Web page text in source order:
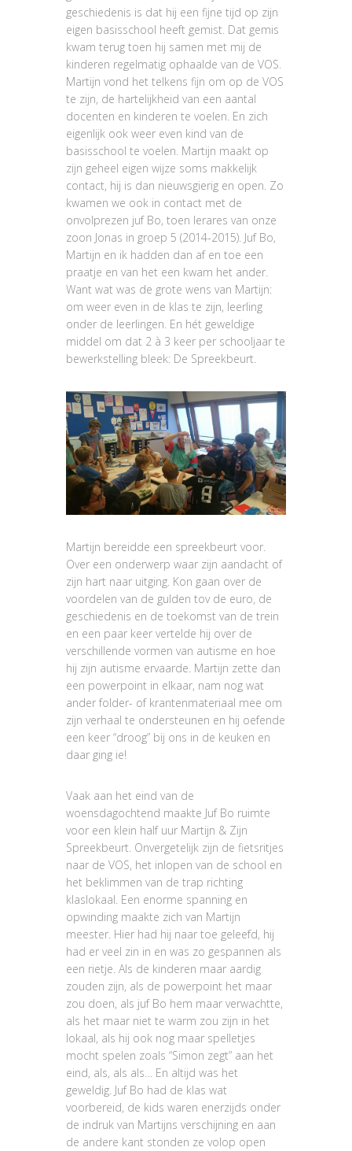
geschiedenis is dat hij een fijne tijd op zijn
eigen basisschool heeft gemist. Dat gemis
kwam terug toen hij samen met mij de
kinderen regelmatig ophaalde van de VOS.
Martijn vond het telkens fijn om op de VOS
te zijn, de hartelijkheid van een aantal
docenten en kinderen te voelen. En zich
eigenlijk ook weer even kind van de
basisschool te voelen. Martijn maakt op
zijn geheel eigen wijze soms makkelijk
contact, hij is dan nieuwsgierig en open. Zo
kwamen we ook in contact met de
onvolprezen juf Bo, toen lerares van onze
zoon Jonas in groep 5 (2014-2015). Juf Bo,
Martijn en ik hadden dan af en toe een
praatje en van het een kwam het ander.
Want wat was de grote wens van Martijn:
om weer even in de klas te zijn, leerling
onder de leerlingen. En hét geweldige
middel om dat 2 à 3 keer per schooljaar te
bewerkstelling bleek: De Spreekbeurt.
Martijn bereidde een spreekbeurt voor.
Over een onderwerp waar zijn aandacht of
zijn hart naar uitging. Kon gaan over de
voordelen van de gulden tov de euro, de
geschiedenis en de toekomst van de trein
en een paar keer vertelde hij over de
verschillende vormen van autisme en hoe
hij zijn autisme ervaarde. Martijn zette dan
een powerpoint in elkaar, nam nog wat
ander folder- of krantenmateriaal mee om
zijn verhaal te ondersteunen en hij oefende
een keer “droog” bij ons in de keuken en
daar ging ie!
Vaak aan het eind van de
woensdagochtend maakte Juf Bo ruimte
voor een klein half uur Martijn & Zijn
Spreekbeurt. Onvergetelijk zijn de fietsritjes
naar de VOS, het inlopen van de school en
het beklimmen van de trap richting
klaslokaal. Een enorme spanning en
opwinding maakte zich van Martijn
meester. Hier had hij naar toe geleefd, hij
had er veel zin in en was zo gespannen als
een rietje. Als de kinderen maar aardig
zouden zijn, als de powerpoint het maar
zou doen, als juf Bo hem maar verwachtte,
als het maar niet te warm zou zijn in het
lokaal, als hij ook nog maar spelletjes
mocht spelen zoals “Simon zegt” aan het
eind, als, als als… En altijd was het
geweldig. Juf Bo had de klas wat
voorbereid, de kids waren enerzijds onder
de indruk van Martijns verschijning en aan
de andere kant stonden ze volop open